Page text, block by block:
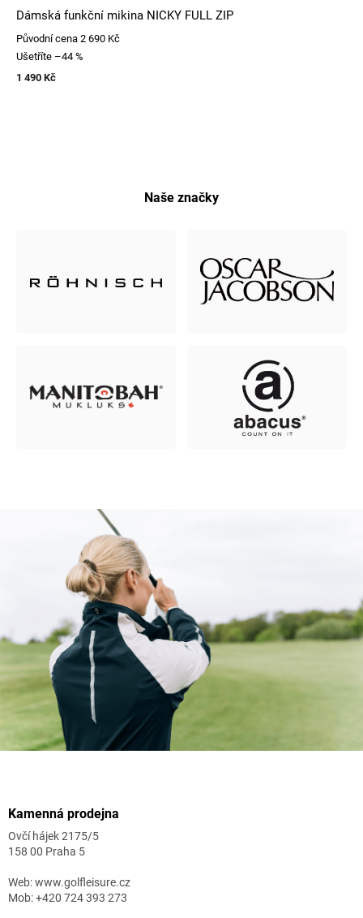
Dámská funkční mikina NICKY FULL ZIP
Původní cena 2 690 Kč
Ušetříte –44 %
1 490 Kč
Naše značky
Kamenná prodejna
Ovčí hájek 2175/5
158 00 Praha 5
Web: www.golfleisure.cz
Mob: +420 724 393 273